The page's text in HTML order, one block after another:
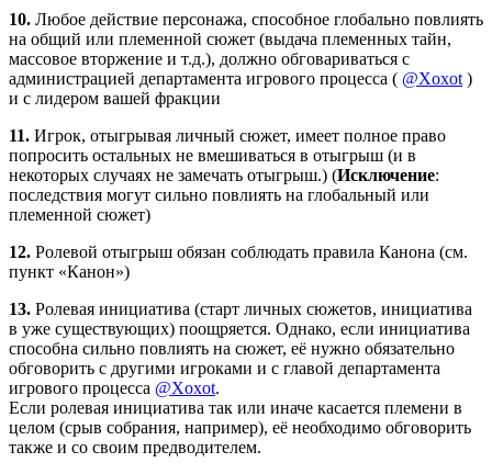
10. Любое действие персонажа, способное глобально повлиять
на общий или племенной сюжет (выдача племенных тайн,
массовое вторжение и т.д.), должно обговариваться с
администрацией департамента игрового процесса ( @Xoxot )
и с лидером вашей фракции
11. Игрок, отыгрывая личный сюжет, имеет полное право
попросить остальных не вмешиваться в отыгрыш (и в
некоторых случаях не замечать отыгрыш.) (Исключение:
последствия могут сильно повлиять на глобальный или
племенной сюжет)
12. Ролевой отыгрыш обязан соблюдать правила Канона (см.
пункт «Канон»)
13. Ролевая инициатива (старт личных сюжетов, инициатива
в уже существующих) поощряется. Однако, если инициатива
способна сильно повлиять на сюжет, её нужно обязательно
обговорить с другими игроками и с главой департамента
игрового процесса @Xoxot.
Если ролевая инициатива так или иначе касается племени в
целом (срыв собрания, например), её необходимо обговорить
также и со своим предводителем.